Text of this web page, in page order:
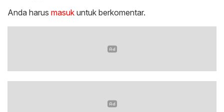
Anda harus masuk untuk berkomentar.